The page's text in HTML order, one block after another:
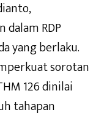
dalam RDP
yang berlaku.
sorotan
126 dinilai
tahapan